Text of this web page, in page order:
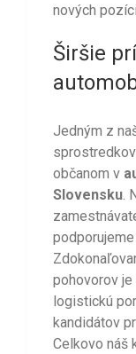
nových
Širšie
Jedným z
občanom v
Slovensku.
pohovorov
logistickú
kandidátov
Celkovo náš